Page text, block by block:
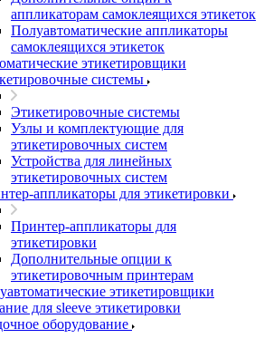
аппликаторам самоклеящихся этикеток
Полуавтоматические аппликаторы
самоклеящихся этикеток
этикетировщики
системы
Этикетировочные системы
Узлы и комплектующие для
этикетировочных систем
Устройства для линейных
этикетировочных систем
аппликаторы для этикетировки
Принтер-аппликаторы для
этикетировки
Дополнительные опции к
этикетировочным принтерам
этикетировщики
для sleeve этикетировки
оборудование